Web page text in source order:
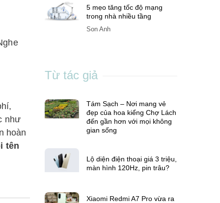
như
hoàn
tên
5 mẹo tăng tốc độ mạng
trong nhà nhiều tầng
Son Anh
Từ tác giả
Tám Sạch – Nơi mang vẻ
đẹp của hoa kiểng Chợ Lách
đến gần hơn với mọi không
gian sống
Lộ diện điện thoại giá 3 triệu,
màn hình 120Hz, pin trâu?
Xiaomi Redmi A7 Pro vừa ra